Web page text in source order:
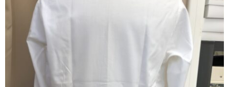
ABOUT US
当店の紹介
オンラインストア